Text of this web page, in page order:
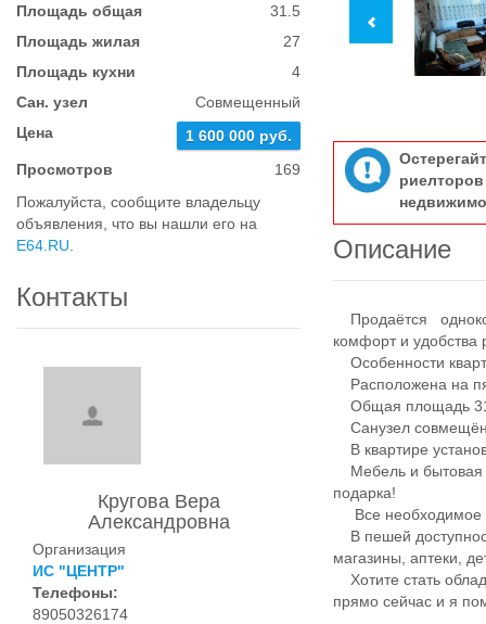
Площадь общая
31.5
Площадь жилая
27
Площадь кухни
4
Сан. узел
Совмещенный
Цена
1 600 000 руб.
Просмотров
169
Пожалуйста, сообщите владельцу
объявления, что вы нашли его на
E64.RU
Контакты
Кругова Вера
Александровна
Организация
ИС "ЦЕНТР"
Телефоны:
89050326174
Описание
Продаётся
комфорт и
Особенности
Расположена на
Общая площадь
Санузел
В квартире
Мебель и бытовая
подарка!
Все необходимое
В пешей
магазины, аптеки,
Хотите стать
прямо сейчас и я